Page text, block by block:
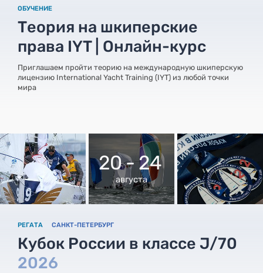
ОБУЧЕНИЕ
Теория на шкиперские
права IYT | Онлайн-курс
Приглашаем пройти теорию на международную шкиперскую
лицензию International Yacht Training (IYT) из любой точки
мира
20 - 24
августа
РЕГАТА САНКТ-ПЕТЕРБУРГ
Кубок России в классе J/70
2026